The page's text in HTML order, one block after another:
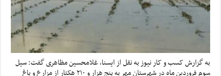
به گزارش کسب و کار نیوز به نقل از ایسنا, غلامحسین مظاهری گفت: سیل
سوم فروردین ماه در شهرستان مهر به پنج هزار و ۲۱۰ هکتار از مزارع و باغ